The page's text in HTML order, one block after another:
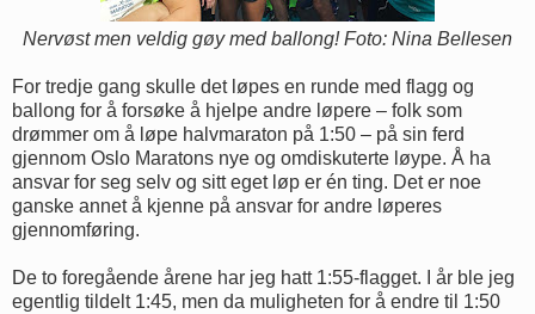
Nervøst men veldig gøy med ballong! Foto: Nina Bellesen
For tredje gang skulle det løpes en runde med flagg og
ballong for å forsøke å hjelpe andre løpere – folk som
drømmer om å løpe halvmaraton på 1:50 – på sin ferd
gjennom Oslo Maratons nye og omdiskuterte løype. Å ha
ansvar for seg selv og sitt eget løp er én ting. Det er noe
ganske annet å kjenne på ansvar for andre løperes
gjennomføring.
De to foregående årene har jeg hatt 1:55-flagget. I år ble jeg
egentlig tildelt 1:45, men da muligheten for å endre til 1:50